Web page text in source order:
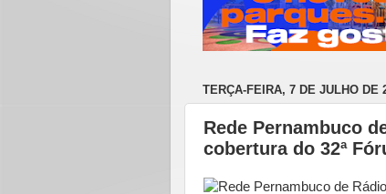
TERÇA-FEIRA, 7 DE JULHO DE
Rede Pernambuco
cobertura do 32ª